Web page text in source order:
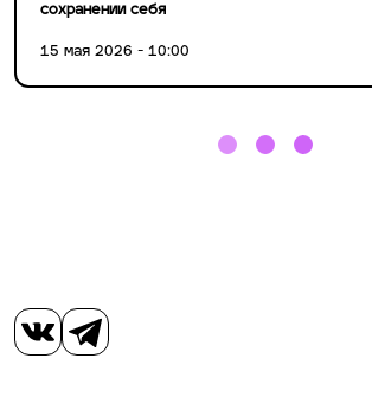
сохранении себя
15 мая 2026 - 10:00